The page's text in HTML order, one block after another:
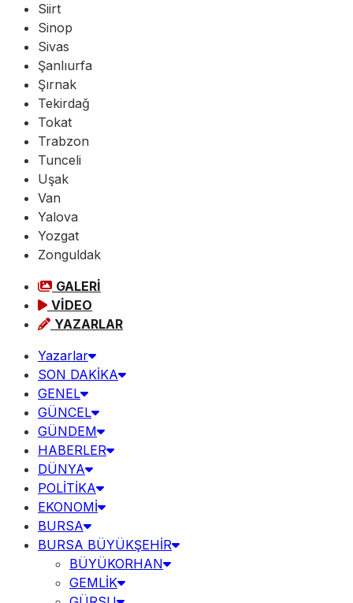
Siirt
Sinop
Sivas
Şanlıurfa
Şırnak
Tekirdağ
Tokat
Trabzon
Tunceli
Uşak
Van
Yalova
Yozgat
Zonguldak
GALERİ
VİDEO
YAZARLAR
Yazarlar
SON DAKİKA
GENEL
GÜNCEL
GÜNDEM
HABERLER
DÜNYA
POLİTİKA
EKONOMİ
BURSA
BURSA BÜYÜKŞEHİR
BÜYÜKORHAN
GEMLİK